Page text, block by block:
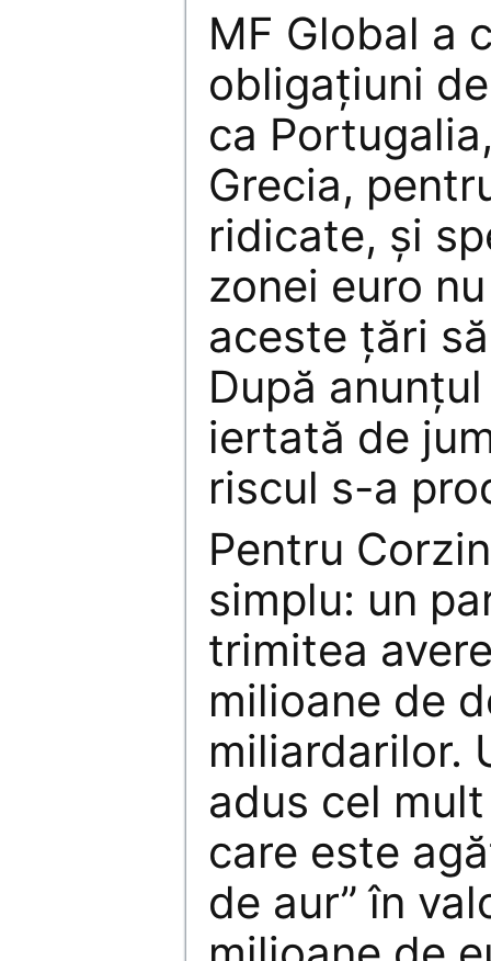
MF Global a
obligaţiuni
ca
Grecia,
ridicate, şi
zonei euro
aceste ţări
După
iertată de
riscul s-a
Pentru
simplu: un
trimitea
milioane de
miliardarilor.
adus cel
care este
de aur” în